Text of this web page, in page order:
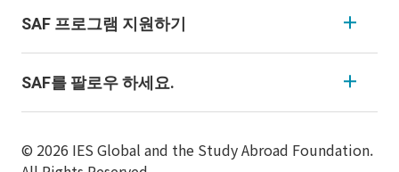
SAF 프로그램 지원하기
SAF를 팔로우 하세요.
© 2026 IES Global and the Study Abroad Foundation.